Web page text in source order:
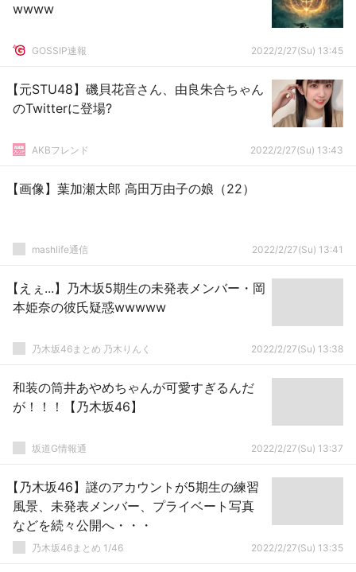
wwww
GOSSIP速報 2022/2/27(Su) 13:45
【元STU48】磯貝花音さん、由良朱合ちゃん
のTwitterに登場?
AKBフレンド 2022/2/27(Su) 13:43
【画像】葉加瀬太郎 高田万由子の娘（22）
mashlife通信 2022/2/27(Su) 13:41
【えぇ...】乃木坂5期生の未発表メンバー・岡
本姫奈の彼氏疑惑wwwww
乃木坂46まとめ 乃木りんく 2022/2/27(Su) 13:38
和装の筒井あやめちゃんが可愛すぎるんだ
が！！！【乃木坂46】
坂道G情報通 2022/2/27(Su) 13:37
【乃木坂46】謎のアカウントが5期生の練習
風景、未発表メンバー、プライベート写真
などを続々公開へ・・・
乃木坂46まとめ 1/46 2022/2/27(Su) 13:35